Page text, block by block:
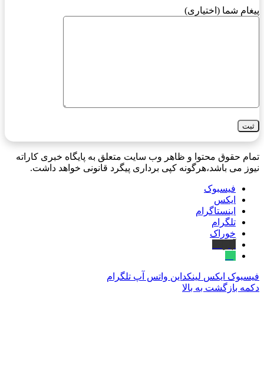
پیغام شما (اختیاری)
تمام حقوق محتوا و ظاهر وب سایت متعلق به پایگاه خبری کاراته
نیوز می باشد،هرگونه کپی برداری پیگرد قانونی خواهد داشت.
فیسبوک
ایکس
اینستاگرام
تلگرام
خوراک
فیسبوک ایکس لینکداین واتس آپ تلگرام
دکمه بازگشت به بالا